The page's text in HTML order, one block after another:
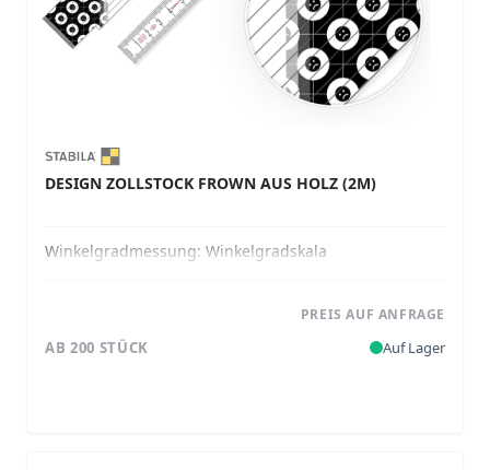
DESIGN ZOLLSTOCK FROWN AUS HOLZ (2M)
Winkelgradmessung: Winkelgradskala
PREIS AUF ANFRAGE
AB 200 STÜCK Auf Lager